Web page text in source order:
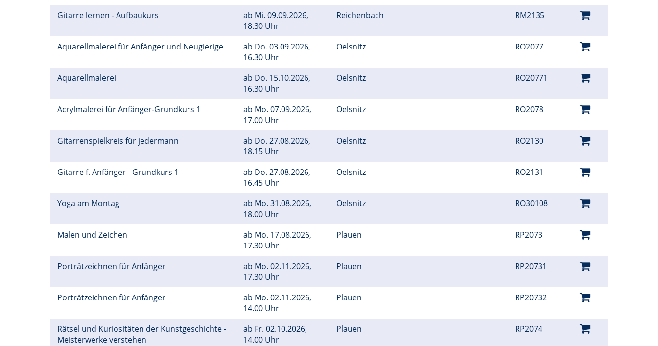
Gitarre lernen - Aufbaukurs ab Mi. 09.09.2026,
18.30 Uhr
Reichenbach RM2135
Aquarellmalerei für Anfänger und Neugierige ab Do. 03.09.2026,
16.30 Uhr
Oelsnitz RO2077
Aquarellmalerei ab Do. 15.10.2026,
16.30 Uhr
Oelsnitz RO20771
Acrylmalerei für Anfänger-Grundkurs 1 ab Mo. 07.09.2026,
17.00 Uhr
Oelsnitz RO2078
Gitarrenspielkreis für jedermann ab Do. 27.08.2026,
18.15 Uhr
Oelsnitz RO2130
Gitarre f. Anfänger - Grundkurs 1 ab Do. 27.08.2026,
16.45 Uhr
Oelsnitz RO2131
Yoga am Montag ab Mo. 31.08.2026,
18.00 Uhr
Oelsnitz RO30108
Malen und Zeichen ab Mo. 17.08.2026,
17.30 Uhr
Plauen RP2073
Porträtzeichnen für Anfänger ab Mo. 02.11.2026,
17.30 Uhr
Plauen RP20731
Porträtzeichnen für Anfänger ab Mo. 02.11.2026,
14.00 Uhr
Plauen RP20732
Rätsel und Kuriositäten der Kunstgeschichte -
Meisterwerke verstehen
ab Fr. 02.10.2026,
14.00 Uhr
Plauen RP2074